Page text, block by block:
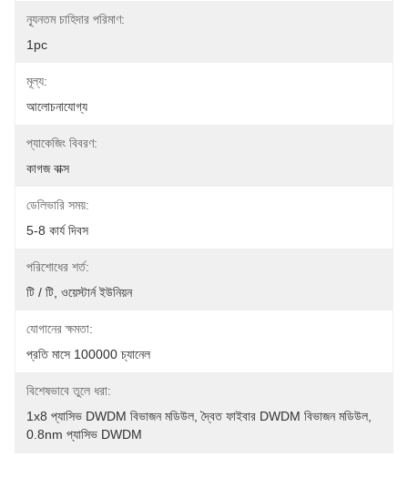
ন্যূনতম চাহিদার পরিমাণ:
1pc
মূল্য:
আলোচনাযোগ্য
প্যাকেজিং বিবরণ:
কাগজ বাক্স
ডেলিভারি সময়:
5-8 কার্য দিবস
পরিশোধের শর্ত:
টি / টি, ওয়েস্টার্ন ইউনিয়ন
যোগানের ক্ষমতা:
প্রতি মাসে 100000 চ্যানেল
বিশেষভাবে তুলে ধরা:
1x8 প্যাসিভ DWDM বিভাজন মডিউল , দ্বৈত ফাইবার DWDM বিভাজন মডিউল
0.8nm প্যাসিভ DWDM